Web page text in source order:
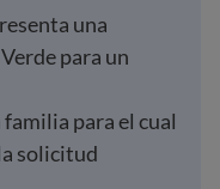
una
para un
para el cual
solicitud